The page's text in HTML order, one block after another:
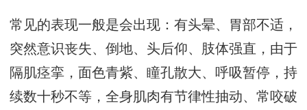
常见的表现一般是会出现：有头晕、胃部不适，
突然意识丧失、倒地、头后仰、肢体强直，由于
隔肌痉挛，面色青紫、瞳孔散大、呼吸暂停，持
续数十秒不等，全身肌肉有节律性抽动、常咬破